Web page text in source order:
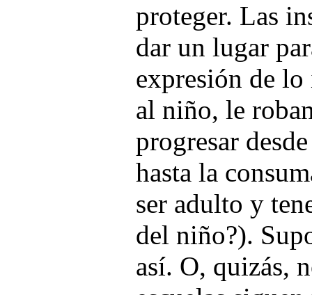
proteger. Las
dar un lugar
expresión de
al niño, le
progresar
hasta la
ser adulto y
del niño?).
así. O, quizás,